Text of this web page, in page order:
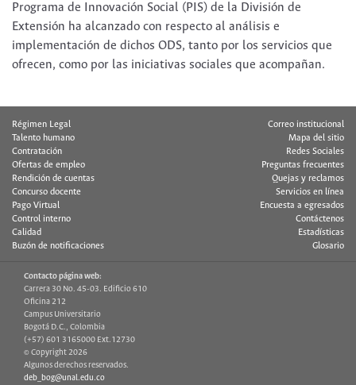
Programa de Innovación Social (PIS) de la División de
Extensión ha alcanzado con respecto al análisis e
implementación de dichos ODS, tanto por los servicios que
ofrecen, como por las iniciativas sociales que acompañan.
Régimen Legal
Talento humano
Contratación
Ofertas de empleo
Rendición de cuentas
Concurso docente
Pago Virtual
Control interno
Calidad
Buzón de notificaciones
Correo institucional
Mapa del sitio
Redes Sociales
Preguntas frecuentes
Quejas y reclamos
Servicios en línea
Encuesta a egresados
Contáctenos
Estadísticas
Glosario
Contacto página web:
Carrera 30 No. 45-03. Edificio 610
Oficina 212
Campus Universitario
Bogotá D.C., Colombia
(+57) 601 3165000 Ext.12730
© Copyright 2026
Algunos derechos reservados.
deb_bog@unal.edu.co